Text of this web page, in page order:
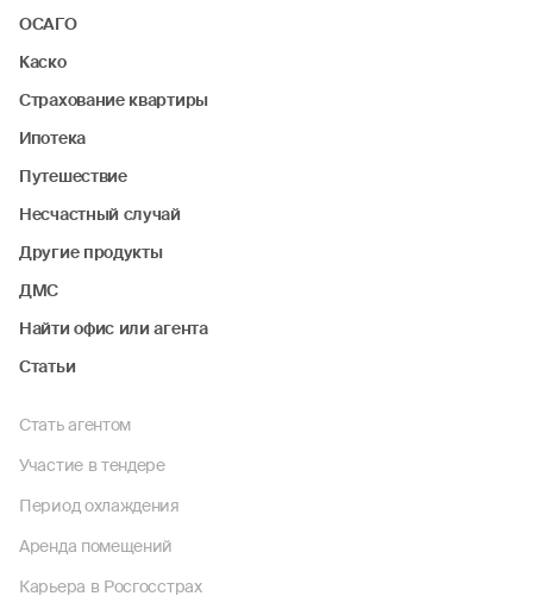
ОСАГО
Каско
Страхование квартиры
Ипотека
Путешествие
Несчастный случай
Другие продукты
ДМС
Найти офис или агента
Статьи
Стать агентом
Участие в тендере
Период охлаждения
Аренда помещений
Карьера в Росгосстрах